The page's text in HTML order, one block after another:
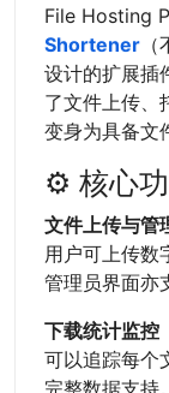
File Hosting
Shortener
设计的扩展插
了文件上传、
变身为具备文
⚙️ 核心
文件上传与管
用户可上传数
管理员界面亦
下载统计监控
可以追踪每个